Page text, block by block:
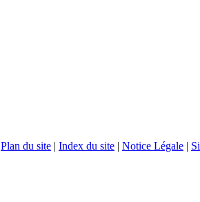
Plan du site | Index du site | Notice Légale |